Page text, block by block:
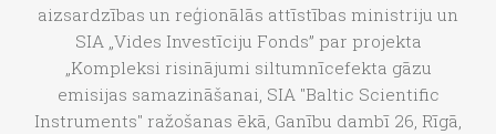
aizsardzības un reģionālās attīstības ministriju un
SIA „Vides Investīciju Fonds” par projekta
„Kompleksi risinājumi siltumnīcefekta gāzu
emisijas samazināšanai, SIA "Baltic Scientific
Instruments" ražošanas ēkā, Ganību dambī 26, Rīgā,